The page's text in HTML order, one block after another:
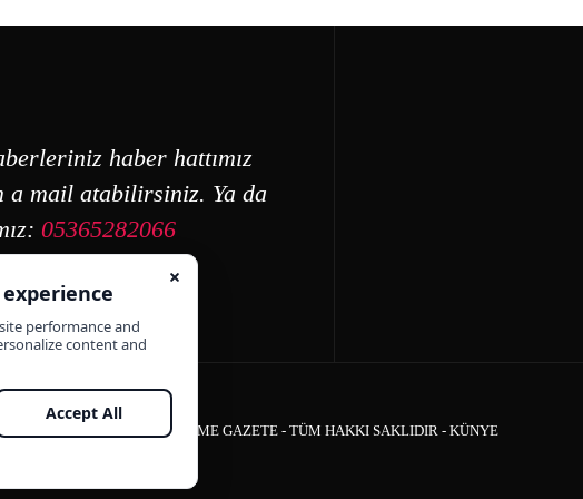
haber hattımız
a mail atabilirsiniz. Ya da
05365282066
ÇEŞME GAZETE - TÜM HAKKI SAKLIDIR - KÜNYE